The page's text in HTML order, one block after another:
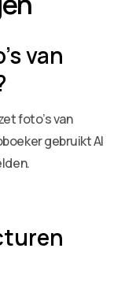
van
foto’s van
gebruikt AI